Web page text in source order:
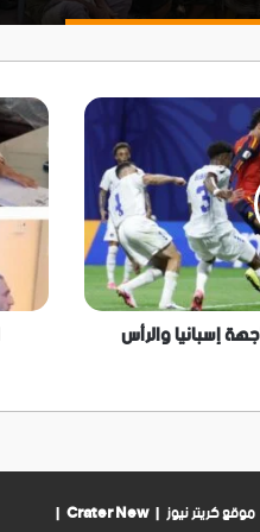
إسبانيا والرأس
آخر
ويؤكدعلى
أهمية
Crater New
|